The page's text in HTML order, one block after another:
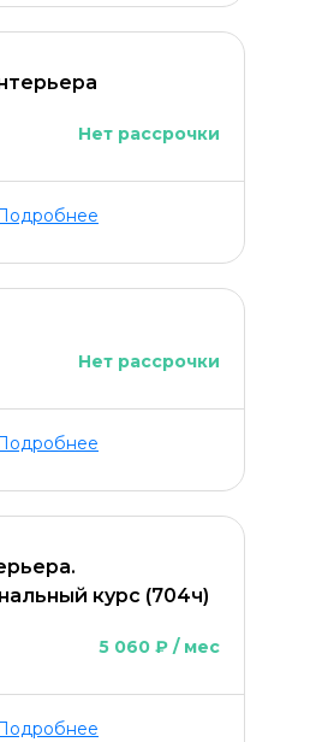
Нет рассрочки
Нет рассрочки
курс (704ч)
5 060 ₽ / мес